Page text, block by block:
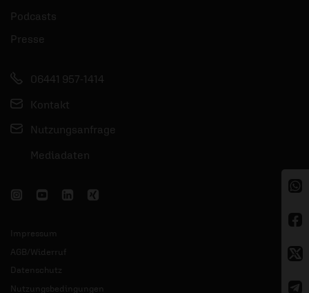
Podcasts
Presse
06441 957-1414
Kontakt
Nutzungsanfrage
Mediadaten
Impressum
AGB/Widerruf
Datenschutz
Nutzungsbedingungen